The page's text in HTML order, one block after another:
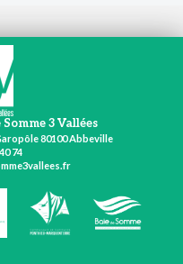
3 Vallées
80100 Abbeville
74